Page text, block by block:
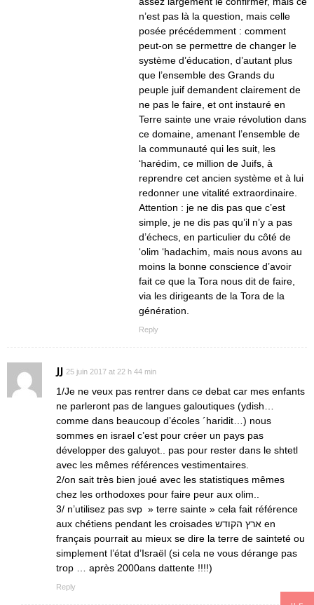
n’est pas là la question, mais celle
posée précédemment : comment
peut-on se permettre de changer le
système d’éducation, d’autant plus
que l’ensemble des Grands du
peuple juif demandent clairement de
ne pas le faire, et ont instauré en
Terre sainte une vraie révolution dans
ce domaine, amenant l’ensemble de
la communauté qui les suit, les
‘harédim, ce million de Juifs, à
reprendre cet ancien système et à lui
redonner une vitalité extraordinaire.
Attention : je ne dis pas que c’est
simple, je ne dis pas qu’il n’y a pas
d’échecs, en particulier du côté de
‘olim ‘hadachim, mais nous avons au
moins la bonne conscience d’avoir
fait ce que la Tora nous dit de faire,
via les dirigeants de la Tora de la
génération.
Reply
JJ 25 juin 2017 at 22 h 44 min
1/Je ne veux pas rentrer dans ce debat car mes enfants
ne parleront pas de langues galoutiques (ydish…
comme dans beaucoup d’écoles ´haridit…) nous
sommes en israel c’est pour créer un pays pas
développer des galuyot.. pas pour rester dans le shtetl
avec les mêmes références vestimentaires.
2/on sait très bien joué avec les statistiques mêmes
chez les orthodoxes pour faire peur aux olim..
3/ n’utilisez pas svp » terre sainte » cela fait référence
aux chétiens pendant les croisades ארץ הקודש en
français pourrait au mieux se dire la terre de sainteté ou
simplement l’état d’Israël (si cela ne vous dérange pas
trop … après 2000ans dattente !!!!)
Reply